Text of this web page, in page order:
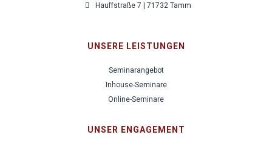
Hauffstraße 7 | 71732 Tamm
UNSERE LEISTUNGEN
Seminarangebot
Inhouse-Seminare
Online-Seminare
UNSER ENGAGEMENT